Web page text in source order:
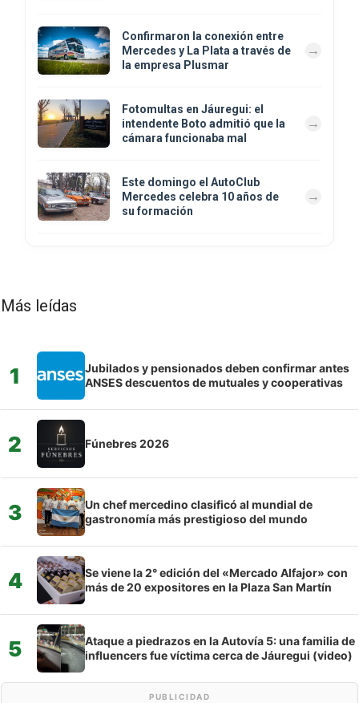
Confirmaron la conexión entre
Mercedes y La Plata a través de
la empresa Plusmar
Fotomultas en Jáuregui: el
intendente Boto admitió que la
cámara funcionaba mal
Este domingo el AutoClub
Mercedes celebra 10 años de
su formación
Más leídas
1
Jubilados y pensionados deben confirmar antes
ANSES descuentos de mutuales y cooperativas
2 Fúnebres 2026
3
Un chef mercedino clasificó al mundial de
gastronomía más prestigioso del mundo
4
Se viene la 2° edición del «Mercado Alfajor» con
más de 20 expositores en la Plaza San Martín
5
Ataque a piedrazos en la Autovía 5: una familia de
influencers fue víctima cerca de Jáuregui (video)
PUBLICIDAD